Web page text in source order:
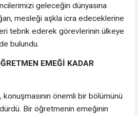
geleceğin dünyasına
mesleği aşkla icra edeceklerine
tebrik ederek görevlerinin ülkeye
bulundu.
EMEĞİ KADAR
konuşmasının önemli bir bölümünü
Bir öğretmenin emeğinin